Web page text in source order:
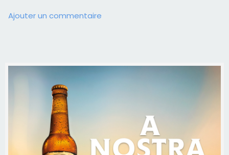
Ajouter un commentaire